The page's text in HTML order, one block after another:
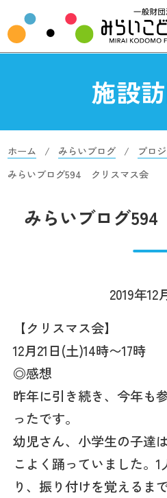
施設
ホーム みらいブログ
プロ
みらいブログ594 クリスマス会
みらいブログ
2019年12
【クリスマス会】
12月21日(土)14時〜17時
◎感想
昨年に引き続き、今年も
ったです。
幼児さん、小学生の子達
こよく踊っていました。
り、振り付けを覚えるま